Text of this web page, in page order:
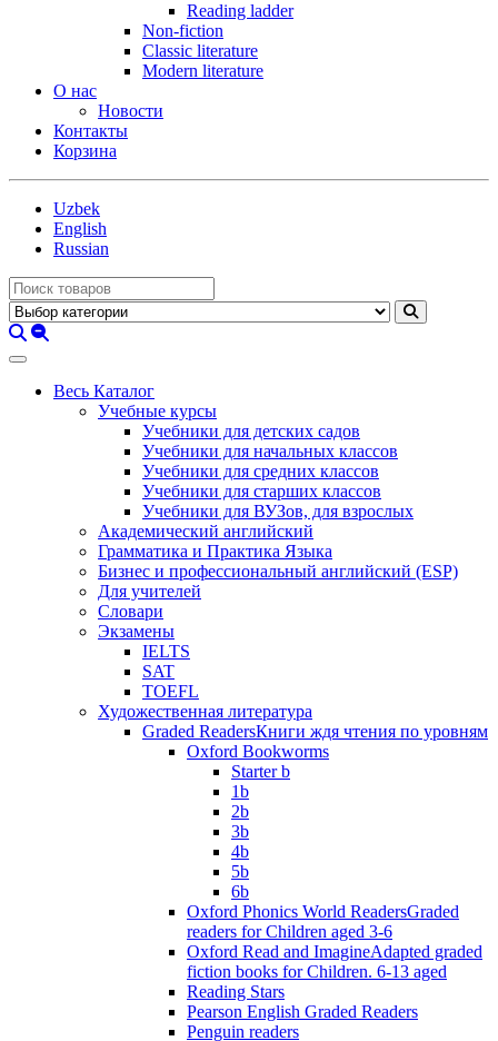
Reading ladder
Non-fiction
Classic literature
Modern literature
О нас
Новости
Контакты
Корзина
Uzbek
English
Russian
Весь Каталог
Учебные курсы
Учебники для детских садов
Учебники для начальных классов
Учебники для средних классов
Учебники для старших классов
Учебники для ВУЗов, для взрослых
Академический английский
Грамматика и Практика Языка
Бизнес и профессиональный английский (ESP)
Для учителей
Словари
Экзамены
IELTS
SAT
TOEFL
Художественная литература
Graded ReadersКниги ждя чтения по уровням
Oxford Bookworms
Starter b
1b
2b
3b
4b
5b
6b
Oxford Phonics World ReadersGraded
readers for Children aged 3-6
Oxford Read and ImagineAdapted graded
fiction books for Children. 6-13 aged
Reading Stars
Pearson English Graded Readers
Penguin readers